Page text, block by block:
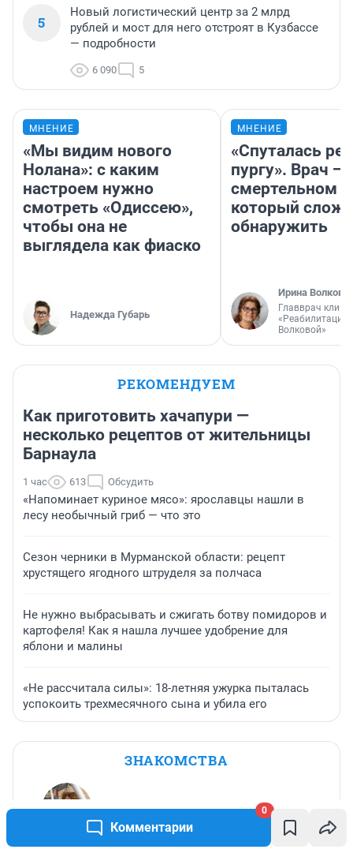
Комментарии
0
5
Новый логистический центр за 2 млрд
рублей и мост для него отстроят в Кузбассе
— подробности
6 090 5
МНЕНИЕ
«Мы видим нового
Нолана»: с каким
настроем нужно
смотреть «Одиссею»,
чтобы она не
выглядела как фиаско
Надежда Губарь
МНЕНИЕ
«Спуталась
пургу». Врач —
смертельном
который
обнаружить
Ирина Волкова
Главврач
«Реабилитация
Волковой»
РЕКОМЕНДУЕМ
Как приготовить хачапури —
несколько рецептов от жительницы
Барнаула
1 час 613 Обсудить
«Напоминает куриное мясо»: ярославцы нашли в
лесу необычный гриб — что это
Сезон черники в Мурманской области: рецепт
хрустящего ягодного штруделя за полчаса
Не нужно выбрасывать и сжигать ботву помидоров и
картофеля! Как я нашла лучшее удобрение для
яблони и малины
«Не рассчитала силы»: 18-летняя ужурка пыталась
успокоить трехмесячного сына и убила его
ЗНАКОМСТВА
irina,64